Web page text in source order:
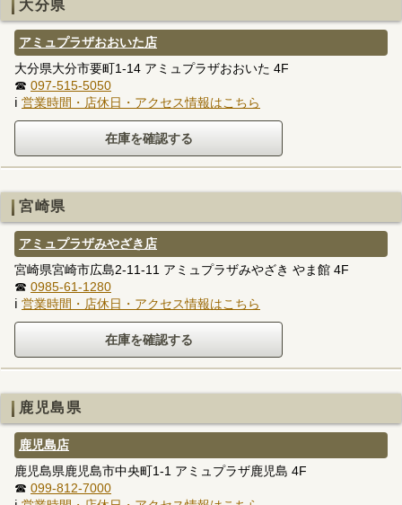
大分県
アミュプラザおおいた店
大分県大分市要町1-14 アミュプラザおおいた 4F
☎ 097-515-5050
ℹ 営業時間・店休日・アクセス情報はこちら
宮崎県
アミュプラザみやざき店
宮崎県宮崎市広島2-11-11 アミュプラザみやざき やま館 4F
☎ 0985-61-1280
ℹ 営業時間・店休日・アクセス情報はこちら
鹿児島県
鹿児島店
鹿児島県鹿児島市中央町1-1 アミュプラザ鹿児島 4F
☎ 099-812-7000